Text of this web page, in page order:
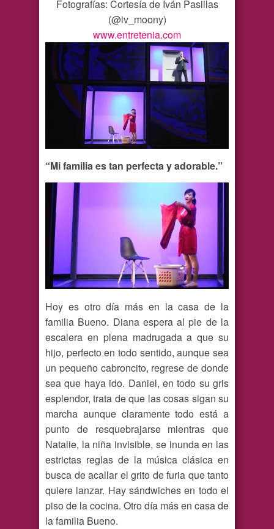
Fotografías: Cortesía de Iván Pasillas
(@iv_moony)
www.entretenia.com
“Mi familia es tan perfecta y adorable.”
Hoy es otro día más en la casa de la
familia Bueno. Diana espera al pie de la
escalera en plena madrugada a que su
hijo, perfecto en todo sentido, aunque sea
un pequeño cabroncito, regrese de donde
sea que haya ido. Daniel, en todo su gris
esplendor, trata de que las cosas sigan su
marcha aunque claramente todo está a
punto de resquebrajarse mientras que
Natalie, la niña invisible, se inunda en las
estrictas reglas de la música clásica en
busca de acallar el grito de furia que tanto
quiere lanzar. Hay sándwiches en todo el
piso de la cocina. Otro día más en casa de
la familia Bueno.